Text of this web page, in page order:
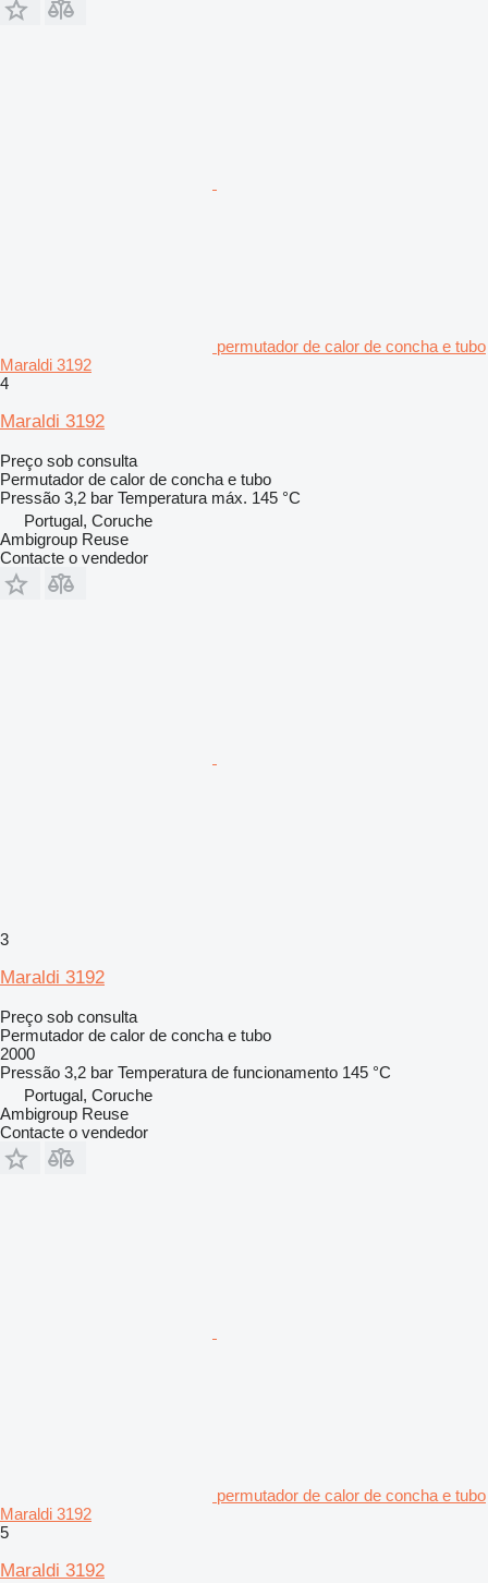
permutador de calor de concha e tubo
Maraldi 3192
4
Maraldi 3192
Preço sob consulta
Permutador de calor de concha e tubo
Pressão 3,2 bar Temperatura máx. 145 °C
Portugal, Coruche
Ambigroup Reuse
Contacte o vendedor
3
Maraldi 3192
Preço sob consulta
Permutador de calor de concha e tubo
2000
Pressão 3,2 bar Temperatura de funcionamento 145 °C
Portugal, Coruche
Ambigroup Reuse
Contacte o vendedor
permutador de calor de concha e tubo
Maraldi 3192
5
Maraldi 3192